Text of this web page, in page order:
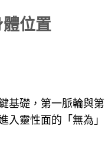
位置
基礎，第一脈輪與
入靈性面的「無為」